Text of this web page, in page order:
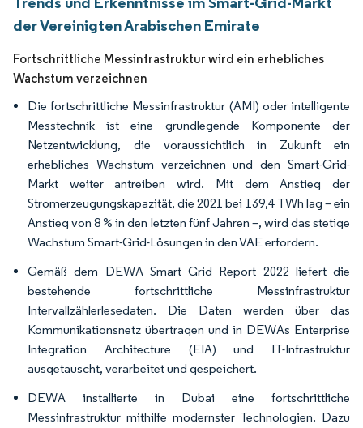
der Vereinigten Arabischen Emirate
Fortschrittliche Messinfrastruktur wird ein erhebliches
Wachstum verzeichnen
Die fortschrittliche Messinfrastruktur (AMI) oder intelligente
Messtechnik ist eine grundlegende Komponente der
Netzentwicklung, die voraussichtlich in Zukunft ein
erhebliches Wachstum verzeichnen und den Smart-Grid-
Markt weiter antreiben wird. Mit dem Anstieg der
Stromerzeugungskapazität, die 2021 bei 139,4 TWh lag – ein
Anstieg von 8 % in den letzten fünf Jahren –, wird das stetige
Wachstum Smart-Grid-Lösungen in den VAE erfordern.
Gemäß dem DEWA Smart Grid Report 2022 liefert die
bestehende fortschrittliche Messinfrastruktur
Intervallzählerlesedaten. Die Daten werden über das
Kommunikationsnetz übertragen und in DEWAs Enterprise
Integration Architecture (EIA) und IT-Infrastruktur
ausgetauscht, verarbeitet und gespeichert.
DEWA installierte in Dubai eine fortschrittliche
Messinfrastruktur mithilfe modernster Technologien. Dazu